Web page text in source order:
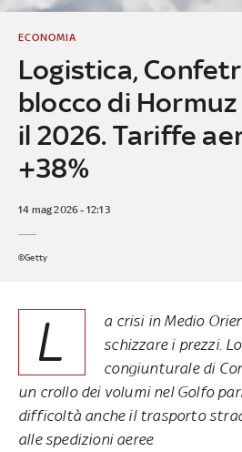
Logistica,
blocco di
il 2026. Tariffe
+38%
ECONOMIA
14 mag 2026 - 12:13
©Getty
L
a crisi in Medio
schizzare i prezzi.
congiunturale di
un crollo dei volumi nel Golfo
difficoltà anche il trasporto
alle spedizioni aeree